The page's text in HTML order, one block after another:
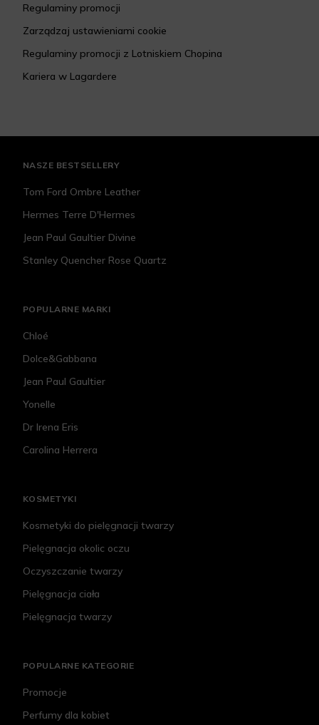
Regulaminy promocji
Zarządzaj ustawieniami cookie
Regulaminy promocji z Lotniskiem Chopina
Kariera w Lagardere
NASZE BESTSELLERY
Tom Ford Ombre Leather
Hermes Terre D'Hermes
Jean Paul Gaultier Divine
Stanley Quencher Rose Quartz
POPULARNE MARKI
Chloé
Dolce&Gabbana
Jean Paul Gaultier
Yonelle
Dr Irena Eris
Carolina Herrera
KOSMETYKI
Kosmetyki do pielęgnacji twarzy
Pielęgnacja okolic oczu
Oczyszczanie twarzy
Pielęgnacja ciała
Pielęgnacja twarzy
POPULARNE KATEGORIE
Promocje
Perfumy dla kobiet